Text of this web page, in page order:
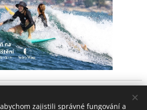
zajistili správné fungování a